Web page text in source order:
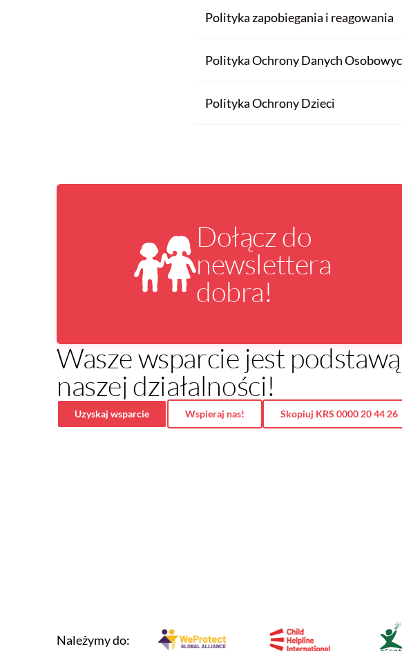
Polityka zapobiegania i reagowania
Polityka Ochrony Danych
Polityka Ochrony Dzieci
Dołącz do
newslettera
dobra!
Wasze wsparcie jest
naszej działalności!
Uzyskaj wsparcie Wspieraj nas! Skopiuj KRS 0000 20 44 26
Należymy do: